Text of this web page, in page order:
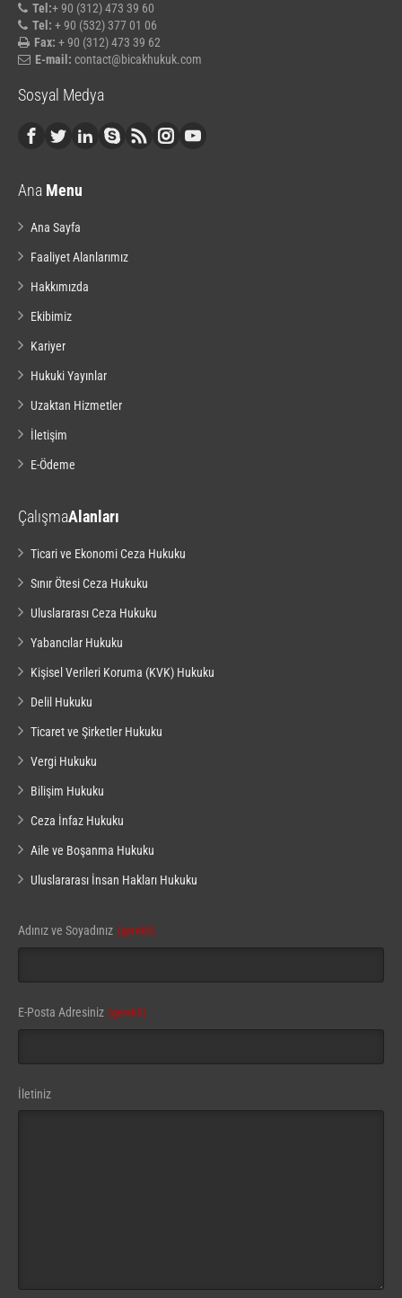
Tel:+ 90 (312) 473 39 60
Tel: + 90 (532) 377 01 06
Fax: + 90 (312) 473 39 62
E-mail: contact@bicakhukuk.com
Sosyal Medya
Ana Menu
Ana Sayfa
Faaliyet Alanlarımız
Hakkımızda
Ekibimiz
Kariyer
Hukuki Yayınlar
Uzaktan Hizmetler
İletişim
E-Ödeme
ÇalışmaAlanları
Ticari ve Ekonomi Ceza Hukuku
Sınır Ötesi Ceza Hukuku
Uluslararası Ceza Hukuku
Yabancılar Hukuku
Kişisel Verileri Koruma (KVK) Hukuku
Delil Hukuku
Ticaret ve Şirketler Hukuku
Vergi Hukuku
Bilişim Hukuku
Ceza İnfaz Hukuku
Aile ve Boşanma Hukuku
Uluslararası İnsan Hakları Hukuku
Adınız ve Soyadınız (gerekli)
E-Posta Adresiniz (gerekli)
İletiniz